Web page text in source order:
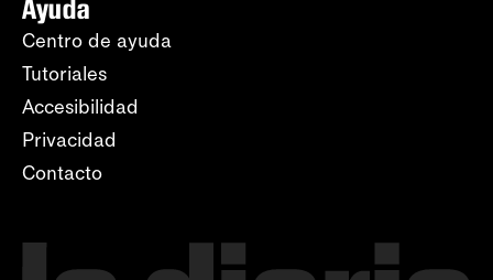
Ayuda
Centro de ayuda
Tutoriales
Accesibilidad
Privacidad
Contacto